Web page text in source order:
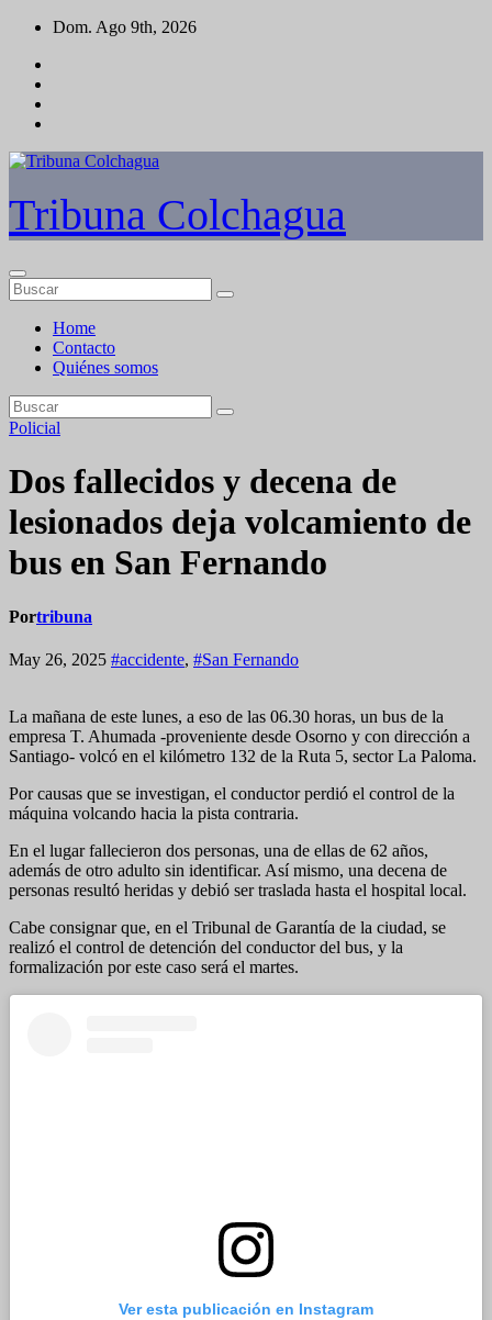
Saltar
contenido
Dom. Ago 9th, 2026
Tribuna Colchagua
Home
Contacto
Quiénes somos
Policial
Dos fallecidos y decena de
lesionados deja volcamiento de
bus en San Fernando
Portribuna
May 26, 2025 #accidente, #San Fernando
La mañana de este lunes, a eso de las 06.30 horas, un bus de la
empresa T. Ahumada -proveniente desde Osorno y con dirección a
Santiago- volcó en el kilómetro 132 de la Ruta 5, sector La Paloma.
Por causas que se investigan, el conductor perdió el control de la
máquina volcando hacia la pista contraria.
En el lugar fallecieron dos personas, una de ellas de 62 años,
además de otro adulto sin identificar. Así mismo, una decena de
personas resultó heridas y debió ser traslada hasta el hospital local.
Cabe consignar que, en el Tribunal de Garantía de la ciudad, se
realizó el control de detención del conductor del bus, y la
formalización por este caso será el martes.
Ver esta publicación en Instagram